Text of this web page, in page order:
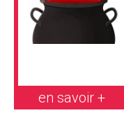
en savoir +